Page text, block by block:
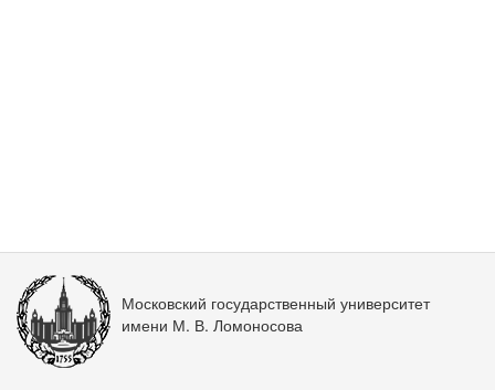
Московский государственный университет
имени М. В. Ломоносова